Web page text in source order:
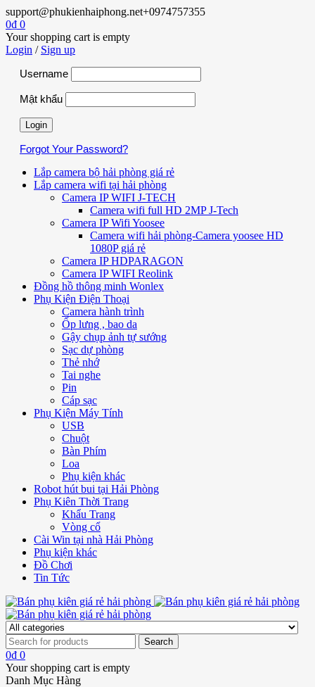
support@phukienhaiphong.net+0974757355
0₫ 0
Your shopping cart is empty
Login / Sign up
Username
Mật khẩu
Forgot Your Password?
Lắp camera bộ hải phòng giá rẻ
Lắp camera wifi tại hải phòng
Camera IP WIFI J-TECH
Camera wifi full HD 2MP J-Tech
Camera IP Wifi Yoosee
Camera wifi hải phòng-Camera yoosee HD
1080P giá rẻ
Camera IP HDPARAGON
Camera IP WIFI Reolink
Đồng hồ thông minh Wonlex
Phụ Kiện Điện Thoại
Camera hành trình
Ốp lưng , bao da
Gậy chụp ảnh tự sướng
Sạc dự phòng
Thẻ nhớ
Tai nghe
Pin
Cáp sạc
Phụ Kiện Máy Tính
USB
Chuột
Bàn Phím
Loa
Phụ kiện khác
Robot hút bui tại Hải Phòng
Phụ Kiên Thời Trang
Khẩu Trang
Vòng cổ
Cài Win tại nhà Hải Phòng
Phụ kiện khác
Đồ Chơi
Tin Tức
0₫ 0
Your shopping cart is empty
Danh Mục Hàng